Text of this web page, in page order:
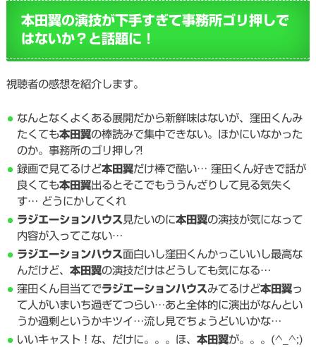
本田翼の演技が下手すぎて事務所ゴリ押しで
はないか？と話題に！
視聴者の感想を紹介します。
なんとなくよくある展開だから新鮮味はないが、窪田くんみ
たくても本田翼の棒読みで集中できない。ほかにいなかった
のか。事務所のゴリ押し⁈
録画で見てるけど本田翼だけ棒で酷い… 窪田くん好きで話が
良くても本田翼出るとそこでもううんざりして見る気失く
す… どうにかしてくれ
ラジエーションハウス見たいのに本田翼の演技が気になって
内容が入ってこない…
ラジエーションハウス面白いし窪田くんかっこいいし最高な
んだけど、本田翼の演技だけはどうしても気になる…
窪田くん目当てでラジエーションハウスみてるけど本田翼っ
て人がいまいち過ぎてつらい…あと全体的に演出がなんとい
うか過剰というかキツイ…流し見でちょうどいいかな…
いいキャスト！な、だけに。。。ほ、本田翼が。。。(^_^;)